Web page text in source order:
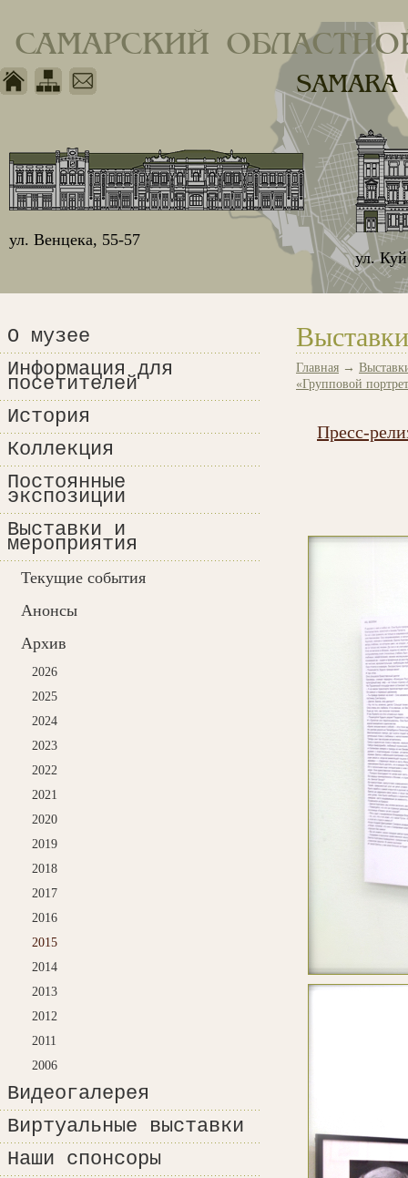
САМАРСКИЙ
ул.
ул. Венцека, 55-57
О музее
Информация для
посетителей
История
Коллекция
Постоянные
экспозиции
Выставки и
мероприятия
Текущие события
Анонсы
Архив
2026
2025
2024
2023
2022
2021
2020
2019
2018
2017
2016
2015
2014
2013
2012
2011
2006
Видеогалерея
Виртуальные выставки
Наши спонсоры
Главная →
«Групповой
Пресс-